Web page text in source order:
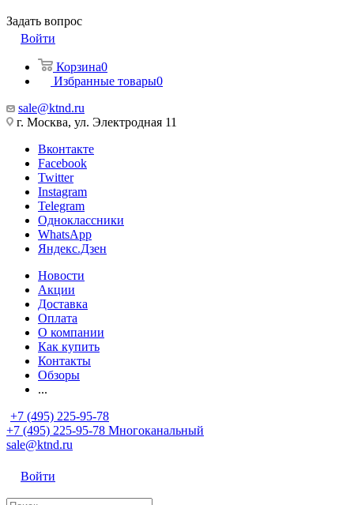
Задать вопрос
Войти
Корзина0
Избранные товары0
sale@ktnd.ru
г. Москва, ул. Электродная 11
Вконтакте
Facebook
Twitter
Instagram
Telegram
Одноклассники
WhatsApp
Яндекс.Дзен
Новости
Акции
Доставка
Оплата
О компании
Как купить
Контакты
Обзоры
...
+7 (495) 225-95-78
+7 (495) 225-95-78 Многоканальный
sale@ktnd.ru
Войти